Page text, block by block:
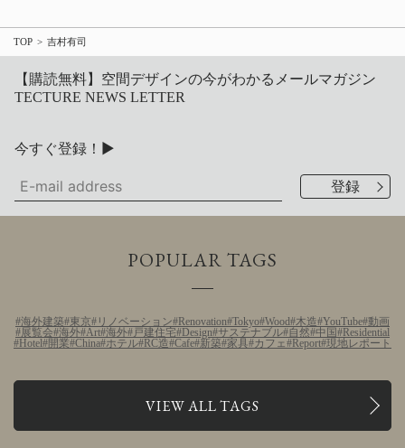
TOP 吉村有司
【購読無料】空間デザインの今がわかるメールマガジン
TECTURE NEWS LETTER
今すぐ登録！▶
POPULAR TAGS
海外建築 東京 リノベーション Renovation Tokyo Wood 木造 YouTube 動画
展覧会 海外 Art 海外 戸建住宅 Design サステナブル 自然 中国
Residential
Hotel 開業 China ホテル RC造 Cafe 新築 家具 カフェ Report 現地レポート
VIEW ALL TAGS